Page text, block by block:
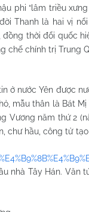
“lâm triều xưng
Thanh là hai vị
thời đổi quốc
chế chính trị Trung
ở nước Yên được
mẫu thân là Bát Mị
Vương năm thứ 2
chư hầu, công tử
nhà Tây Hán. Văn